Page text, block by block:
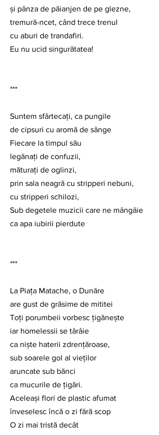
și pânza de păianjen de pe glezne,
tremură-ncet, când trece trenul
cu aburi de trandafiri.
Eu nu ucid singurătatea!
***
Suntem sfârtecați, ca pungile
de cipsuri cu aromă de sânge
Fiecare la timpul său
legănați de confuzii,
măturați de oglinzi,
prin sala neagră cu stripperi nebuni,
cu stripperi schilozi,
Sub degetele muzicii care ne mângâie
ca apa iubirii pierdute
***
La Piața Matache, o Dunăre
are gust de grăsime de mititei
Toți porumbeii vorbesc țigănește
iar homelessii se târâie
ca niște haterii zdrențăroase,
sub soarele gol al vieților
aruncate sub bănci
ca mucurile de țigări.
Aceleași flori de plastic afumat
înveselesc încă o zi fără scop
O zi mai tristă decât